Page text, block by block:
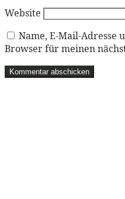
Website
Name, E-Mail-Adresse
Browser für meinen